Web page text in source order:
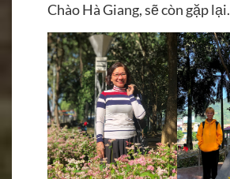
Chào Hà Giang, sẽ còn gặp lại.